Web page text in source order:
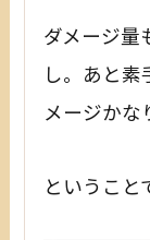
ダメージ量
し。あと
メージかな
ということ